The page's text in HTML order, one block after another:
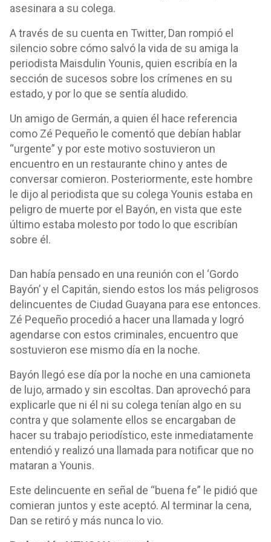
asesinara a su colega.
A través de su cuenta en Twitter, Dan rompió el
silencio sobre cómo salvó la vida de su amiga la
periodista Maisdulin Younis, quien escribía en la
sección de sucesos sobre los crímenes en su
estado, y por lo que se sentía aludido.
Un amigo de Germán, a quien él hace referencia
como Zé Pequeño le comentó que debían hablar
“urgente” y por este motivo sostuvieron un
encuentro en un restaurante chino y antes de
conversar comieron. Posteriormente, este hombre
le dijo al periodista que su colega Younis estaba en
peligro de muerte por el Bayón, en vista que este
último estaba molesto por todo lo que escribían
sobre él.
Dan había pensado en una reunión con el ‘Gordo
Bayón’ y el Capitán, siendo estos los más peligrosos
delincuentes de Ciudad Guayana para ese entonces.
Zé Pequeño procedió a hacer una llamada y logró
agendarse con estos criminales, encuentro que
sostuvieron ese mismo día en la noche.
Bayón llegó ese día por la noche en una camioneta
de lujo, armado y sin escoltas. Dan aprovechó para
explicarle que ni él ni su colega tenían algo en su
contra y que solamente ellos se encargaban de
hacer su trabajo periodístico, este inmediatamente
entendió y realizó una llamada para notificar que no
mataran a Younis.
Este delincuente en señal de “buena fe” le pidió que
comieran juntos y este aceptó. Al terminar la cena,
Dan se retiró y más nunca lo vio.